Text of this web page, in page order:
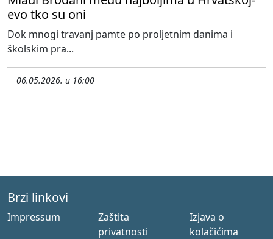
evo tko su oni
Dok mnogi travanj pamte po proljetnim danima i
školskim pra...
06.05.2026. u 16:00
Brzi linkovi
Impressum
Zaštita
privatnosti
Izjava o
kolačićima